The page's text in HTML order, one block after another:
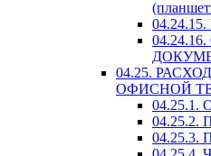
04.25.
ОФИСНОЙ
04.25.1.
04.25.2.
04.25.3.